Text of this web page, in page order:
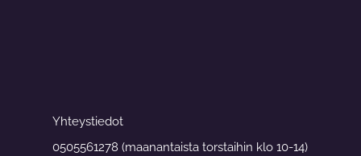
Yhteystiedot
0505561278 (maanantaista torstaihin klo 10-14)